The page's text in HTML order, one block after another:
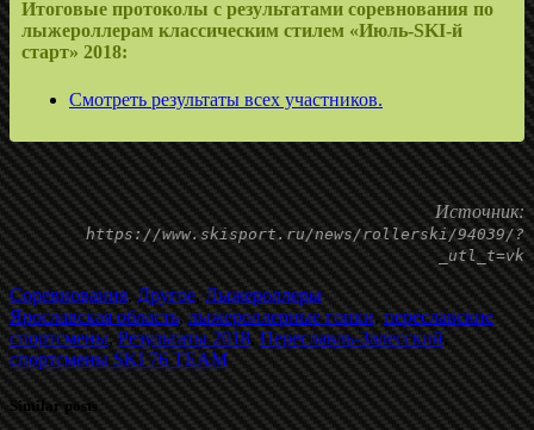
Итоговые протоколы с результатами соревнования по
лыжероллерам классическим стилем «Июль-SKI-й
старт» 2018:
Смотреть результаты всех участников.
Источник:
https://www.skisport.ru/news/rollerski/94039/?
_utl_t=vk
Соревнования,Другое,Лыжероллеры
Ярославская область,лыжероллерные гонки,переславские
спортсмены,Результаты 2018,Переславль-Залесский,
спортсмены SKI 76 TEAM
Similar posts